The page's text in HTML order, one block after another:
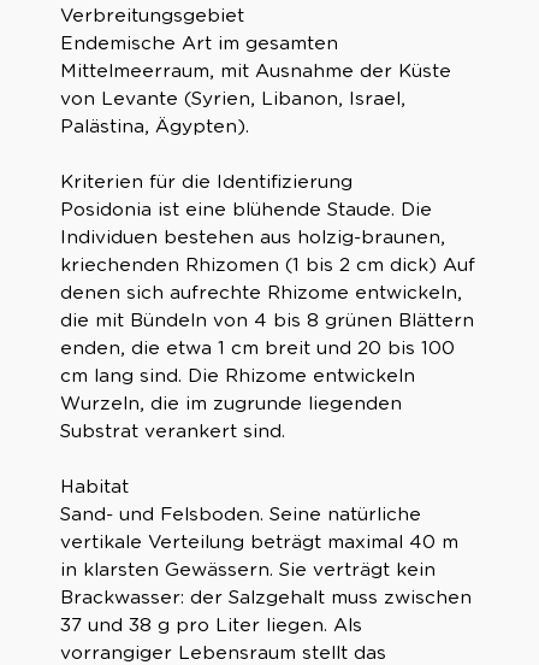
Verbreitungsgebiet
Endemische Art im gesamten
Mittelmeerraum, mit Ausnahme der Küste
von Levante (Syrien, Libanon, Israel,
Palästina, Ägypten).
Kriterien für die Identifizierung
Posidonia ist eine blühende Staude. Die
Individuen bestehen aus holzig-braunen,
kriechenden Rhizomen (1 bis 2 cm dick) Auf
denen sich aufrechte Rhizome entwickeln,
die mit Bündeln von 4 bis 8 grünen Blättern
enden, die etwa 1 cm breit und 20 bis 100
cm lang sind. Die Rhizome entwickeln
Wurzeln, die im zugrunde liegenden
Substrat verankert sind.
Habitat
Sand- und Felsboden. Seine natürliche
vertikale Verteilung beträgt maximal 40 m
in klarsten Gewässern. Sie verträgt kein
Brackwasser: der Salzgehalt muss zwischen
37 und 38 g pro Liter liegen. Als
vorrangiger Lebensraum stellt das